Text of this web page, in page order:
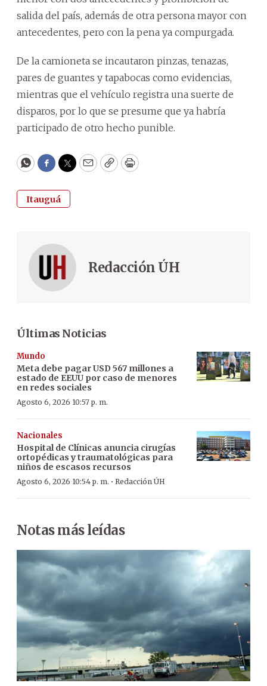
salida del país, además de otra persona mayor con
antecedentes, pero con la pena ya compurgada.
De la camioneta se incautaron pinzas, tenazas,
pares de guantes y tapabocas como evidencias,
mientras que el vehículo registra una suerte de
disparos, por lo que se presume que ya habría
participado de otro hecho punible.
WhatsApp
Facebook
Twitter
EmailCopyPrint
Itauguá
Redacción ÚH
Últimas Noticias
Mundo
Meta debe pagar USD 567 millones a
estado de EEUU por caso de menores
en redes sociales
Agosto 6, 2026 10:57 p. m.
Nacionales
Hospital de Clínicas anuncia cirugías
ortopédicas y traumatológicas para
niños de escasos recursos
Agosto 6, 2026 10:54 p. m. · Redacción ÚH
Notas más leídas